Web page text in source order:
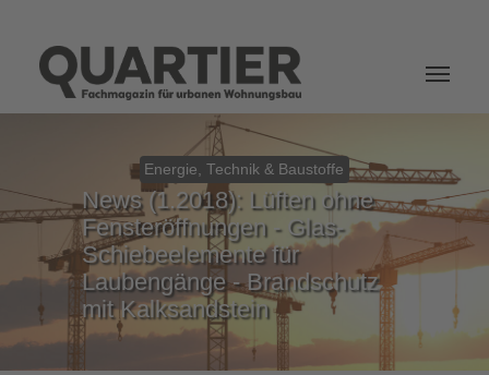
Energie, Technik & Baustoffe
News (1.2018): Lüften ohne
Fensteröffnungen - Glas-
Schiebeelemente für
Laubengänge - Brandschutz
mit Kalksandstein